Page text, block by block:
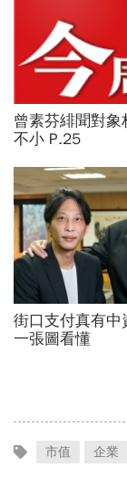
曾素芬緋聞對象
不小 P.25
街口支付真有中
一張圖看懂
市值 企業